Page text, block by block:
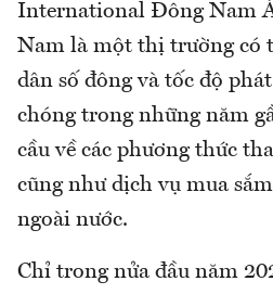
International Đông Nam
Nam là một thị trường có
dân số đông và tốc độ
chóng trong những năm
cầu về các phương thức
cũng như dịch vụ mua
ngoài nước.
Chỉ trong nửa đầu năm